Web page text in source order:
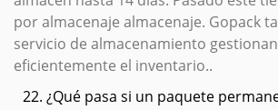
por almacenaje almacenaje. Gopack
servicio de almacenamiento
eficientemente el inventario..
22. ¿Qué pasa si un paquete